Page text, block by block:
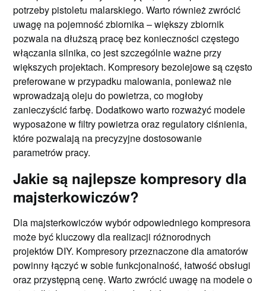
potrzeby pistoletu malarskiego. Warto również zwrócić
uwagę na pojemność zbiornika – większy zbiornik
pozwala na dłuższą pracę bez konieczności częstego
włączania silnika, co jest szczególnie ważne przy
większych projektach. Kompresory bezolejowe są często
preferowane w przypadku malowania, ponieważ nie
wprowadzają oleju do powietrza, co mogłoby
zanieczyścić farbę. Dodatkowo warto rozważyć modele
wyposażone w filtry powietrza oraz regulatory ciśnienia,
które pozwalają na precyzyjne dostosowanie
parametrów pracy.
Jakie są najlepsze kompresory dla
majsterkowiczów?
Dla majsterkowiczów wybór odpowiedniego kompresora
może być kluczowy dla realizacji różnorodnych
projektów DIY. Kompresory przeznaczone dla amatorów
powinny łączyć w sobie funkcjonalność, łatwość obsługi
oraz przystępną cenę. Warto zwrócić uwagę na modele o